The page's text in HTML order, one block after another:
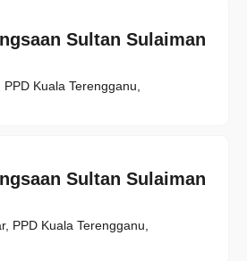
Sultan Sulaiman
Kuala Terengganu,
Sultan Sulaiman
PPD Kuala Terengganu,